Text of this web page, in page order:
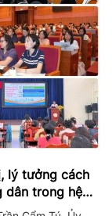
lý tưởng cách
dân trong hệ